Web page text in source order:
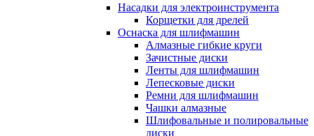
Насадки для электроинструмента
Корщетки для дрелей
Оснаска для шлифмашин
Алмазные гибкие круги
Зачистные диски
Ленты для шлифмашин
Лепесковые диски
Ремни для шлифмашин
Чашки алмазные
Шлифовальные и полировальные
диски